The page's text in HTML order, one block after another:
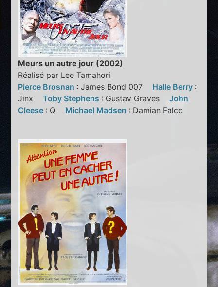
Meurs un autre jour (2002)
Réalisé par Lee Tamahori
Pierce Brosnan : James Bond 007 Halle Berry :
JinxToby Stephens : Gustav GravesJohn
Cleese : Q Michael Madsen : Damian Falco